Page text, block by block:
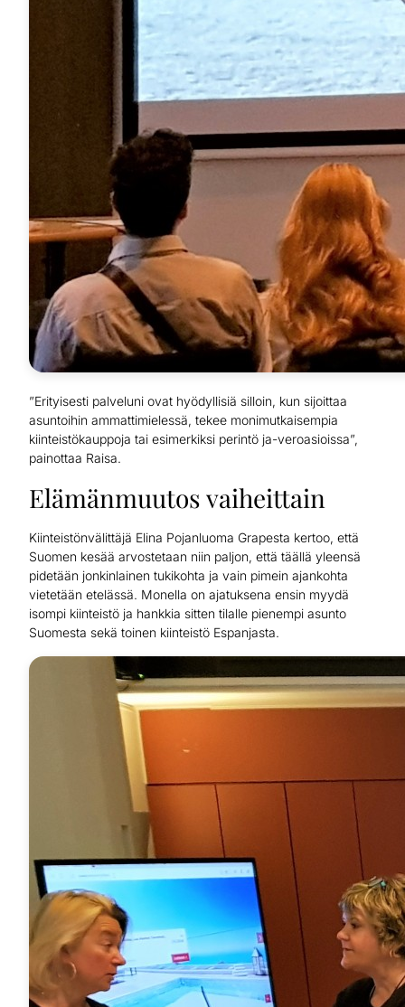
”Erityisesti palveluni ovat hyödyllisiä silloin, kun sijoittaa
asuntoihin ammattimielessä, tekee monimutkaisempia
kiinteistökauppoja tai esimerkiksi perintö ja-veroasioissa”,
painottaa Raisa.
Elämänmuutos vaiheittain
Kiinteistönvälittäjä Elina Pojanluoma Grapesta kertoo, että
Suomen kesää arvostetaan niin paljon, että täällä yleensä
pidetään jonkinlainen tukikohta ja vain pimein ajankohta
vietetään etelässä. Monella on ajatuksena ensin myydä
isompi kiinteistö ja hankkia sitten tilalle pienempi asunto
Suomesta sekä toinen kiinteistö Espanjasta.